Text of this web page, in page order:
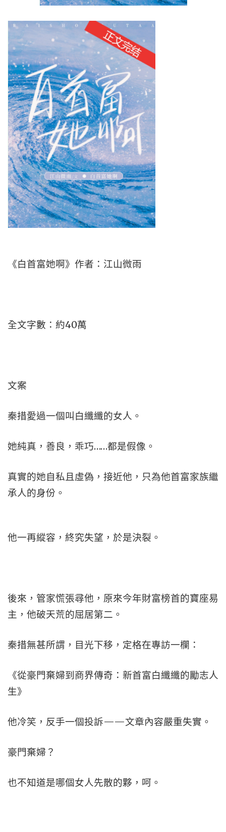
《白首富她啊》作者：江山微雨
全文字數：約40萬
文案
秦措愛過一個叫白纖纖的女人。
她純真，善良，乖巧……都是假像。
真實的她自私且虛偽，接近他，只為他首富家族繼
承人的身份。
他一再縱容，終究失望，於是決裂。
後來，管家慌張尋他，原來今年財富榜首的寶座易
主，他破天荒的屈居第二。
秦措無甚所謂，目光下移，定格在專訪一欄：
《從豪門棄婦到商界傳奇：新首富白纖纖的勵志人
生》
他冷笑，反手一個投訴——文章內容嚴重失實。
豪門棄婦？
也不知道是哪個女人先散的夥，呵。